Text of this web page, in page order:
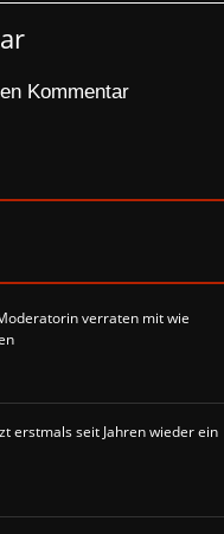
Kommentar
verraten mit wie
erstmals seit Jahren wieder ein